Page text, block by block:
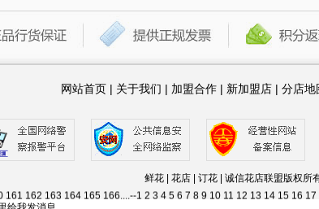
网站首页 | 关于我们 | 加盟合作 | 新加盟店 | 分店地
鲜花 | 花店 | 订花 | 诚信花店联盟版权所
11 12 13 14 15 17 18 19 21 22 23 26 27 28 29 30 31
76 77 85
127 128 129 130 131 132 133 134 135
161 162 163 164 165 166 1 2 3 4 5 6 7 8 9 10 11 12 13 14 15 16 17